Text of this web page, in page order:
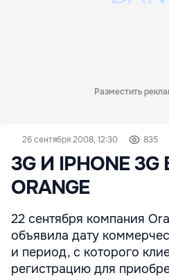
Разместить
26 сентября 2008, 12:30 835
3G И IPHONE
ORANGE
22 сентября компания
объявила дату
и период, с которого
регистрацию для